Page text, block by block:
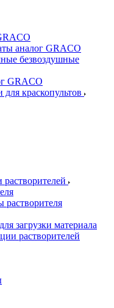
аналог GRACO
безвоздушные
GRACO
краскопультов
растворителя
загрузки материала
растворителей